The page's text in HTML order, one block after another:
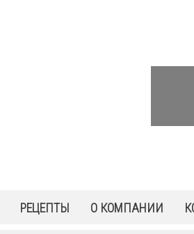
РЕЦЕПТЫ О КОМПАНИИ